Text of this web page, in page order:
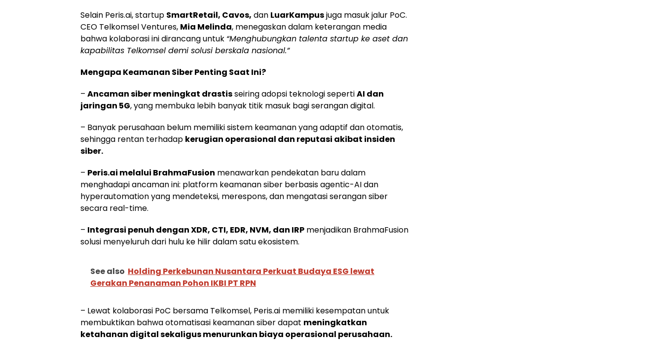
Selain Peris.ai, startup SmartRetail, Cavos, dan LuarKampusjuga masuk jalur PoC.
CEO Telkomsel Ventures, Mia Melinda, menegaskan dalam keterangan media
bahwa kolaborasi ini dirancang untuk “Menghubungkan talenta startup ke aset dan
kapabilitas Telkomsel demi solusi berskala nasional.”
Mengapa Keamanan Siber Penting Saat Ini?
– Ancaman siber meningkat drastisseiring adopsi teknologi sepertiAI dan
jaringan 5G, yang membuka lebih banyak titik masuk bagi serangan digital.
– Banyak perusahaan belum memiliki sistem keamanan yang adaptif dan otomatis,
sehingga rentan terhadap kerugian operasional dan reputasi akibat insiden
siber.
– Peris.ai melalui BrahmaFusion menawarkan pendekatan baru dalam
menghadapi ancaman ini: platform keamanan siber berbasis agentic-AI dan
hyperautomation yang mendeteksi, merespons, dan mengatasi serangan siber
secara real-time.
– Integrasi penuh dengan XDR, CTI, EDR, NVM, dan IRP menjadikan BrahmaFusion
solusi menyeluruh dari hulu ke hilir dalam satu ekosistem.
See also Holding Perkebunan Nusantara Perkuat Budaya ESG lewat
Gerakan Penanaman Pohon IKBI PT RPN
– Lewat kolaborasi PoC bersama Telkomsel, Peris.ai memiliki kesempatan untuk
membuktikan bahwa otomatisasi keamanan siber dapat meningkatkan
ketahanan digital sekaligus menurunkan biaya operasional perusahaan.